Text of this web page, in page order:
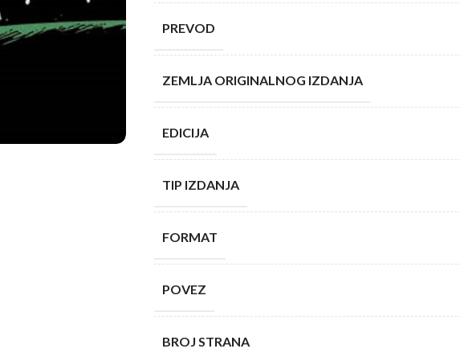
PREVOD
ZEMLJA ORIGINALNOG IZDANJA
EDICIJA
TIP IZDANJA
FORMAT
POVEZ
BROJ STRANA